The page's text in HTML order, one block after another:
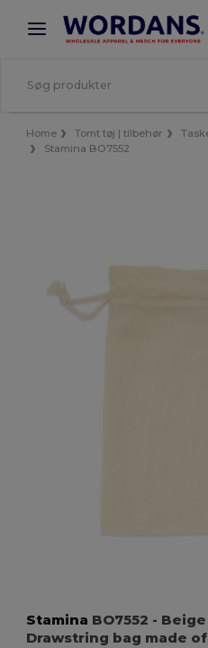
× Wordans-app
Bedre priser i appen!
Home Tomt tøj | tilbehør
Stamina BO7552
Stamina BO7552 - Beige
Drawstring bag made